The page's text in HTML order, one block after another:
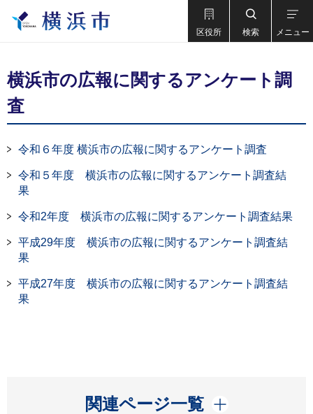
区役所 検索 メニュー
横浜市の広報に関するアンケート調
査
令和６年度 横浜市の広報に関するアンケート調査
令和５年度 横浜市の広報に関するアンケート調査結
果
令和2年度 横浜市の広報に関するアンケート調査結果
平成29年度 横浜市の広報に関するアンケート調査結
果
平成27年度 横浜市の広報に関するアンケート調査結
果
関連ページ一覧
開く